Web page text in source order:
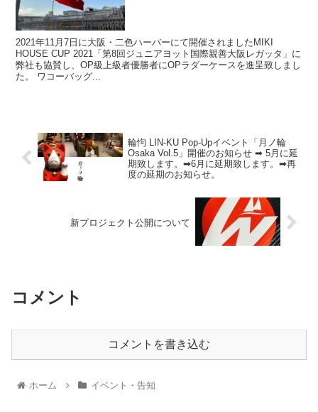
2021年11月7日に大阪・二色ハーバーにて開催されましたMIKI
HOUSE CUP 2021「第8回ジュニアヨット国際親善大阪レガッタ」に
弊社も協賛し、OP級上級者優勝者にOPラダーケースを進呈致しまし
た。 ワコーバッグ...
輪怐 LIN-KU Pop-Upイベント「月ノ輪
Osaka Vol.5」開催のお知らせ ➡ 5月に延
期致します。➡6月に延期致します。➡再
度の延期のお知らせ。
新プロジェクト公開について
コメント
コメントを書き込む
ホーム イベント・告知